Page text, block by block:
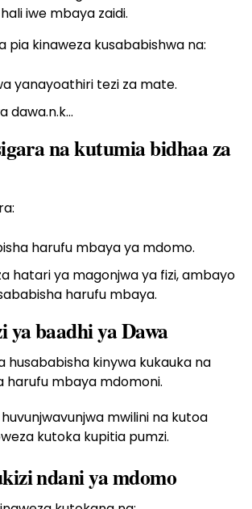
iwe mbaya zaidi.
pia kinaweza kusababishwa na:
yanayoathiri tezi za mate.
dawa.n.k…
na kutumia bidhaa za
harufu mbaya ya mdomo.
hatari ya magonjwa ya fizi, ambayo
harufu mbaya.
ya baadhi ya Dawa
husababisha kinywa kukauka na
harufu mbaya mdomoni.
mwilini na kutoa
kutoka kupitia pumzi.
ndani ya mdomo